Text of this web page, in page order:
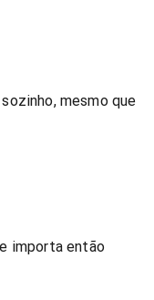
mesmo que
importa então